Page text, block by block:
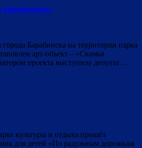
примирения».
Барабинска на территории парка
арт-объект – «Скамья
проекта выступила депутат…
культуры и отдыха прошёл
для детей «По радужным дорожкам